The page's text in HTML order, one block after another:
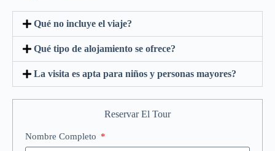
Reservar El Tour
Nombre Completo
Qué no incluye el viaje?
Qué tipo de alojamiento se ofrece?
La visita es apta para niños y personas mayores?